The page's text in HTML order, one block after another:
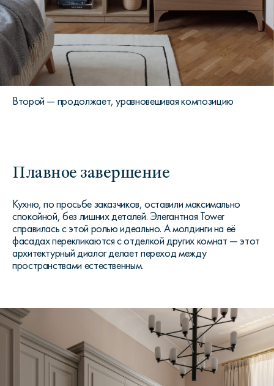
Второй — продолжает, уравновешивая композицию
Плавное завершение
Кухню, по просьбе заказчиков, оставили максимально
спокойной, без лишних деталей. Элегантная Tower
справилась с этой ролью идеально. А молдинги на её
фасадах перекликаются с отделкой других комнат — этот
архитектурный диалог делает переход между
пространствами естественным.